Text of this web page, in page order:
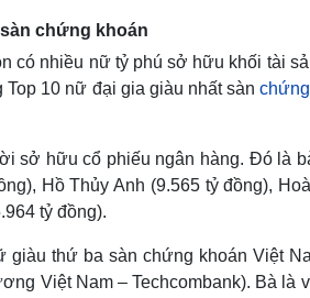
chứng khoán
có nhiều nữ tỷ phú sở hữu khối tài
10 nữ đại gia giàu nhất sàn
sở hữu cổ phiếu ngân hàng. Đó là
Hồ Thủy Anh (9.565 tỷ đồng),
tỷ đồng).
giàu thứ ba sàn chứng khoán Việt
Việt Nam – Techcombank). Bà là